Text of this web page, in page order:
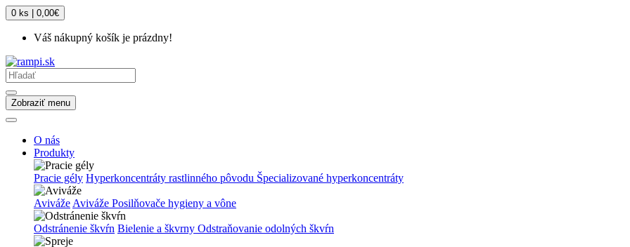
0 ks | 0,00€
Váš nákupný košík je prázdny!
Zobraziť menu
O nás
Produkty
Pracie gély Hyperkoncentráty rastlinného pôvodu Špecializované hyperkoncentráty
Aviváže Aviváže Posilňovače hygieny a vône
Odstránenie škvŕn Bielenie a škvrny Odstraňovanie odolných škvŕn